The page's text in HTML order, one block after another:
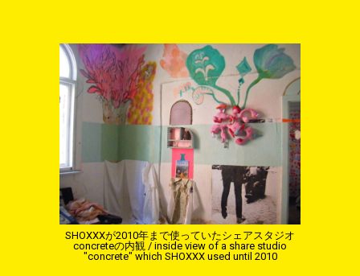
SHOXXXが2010年まで使っていたシェアスタジオ
concreteの内観 / inside view of a share studio
"concrete" which SHOXXX used until 2010